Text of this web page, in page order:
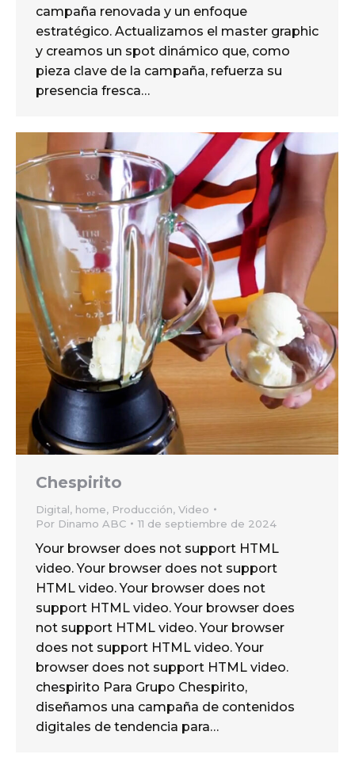
campaña renovada y un enfoque
estratégico. Actualizamos el master graphic
y creamos un spot dinámico que, como
pieza clave de la campaña, refuerza su
presencia fresca…
Chespirito
Digital, home, Producción, Video
Por Dinamo ABC 11 de septiembre de 2024
Your browser does not support HTML
video. Your browser does not support
HTML video. Your browser does not
support HTML video. Your browser does
not support HTML video. Your browser
does not support HTML video. Your
browser does not support HTML video.
chespirito Para Grupo Chespirito,
diseñamos una campaña de contenidos
digitales de tendencia para…